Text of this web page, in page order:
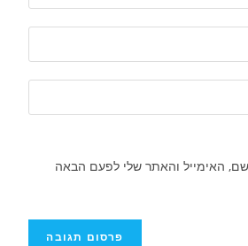
האימייל והאתר שלי לפעם הבאה